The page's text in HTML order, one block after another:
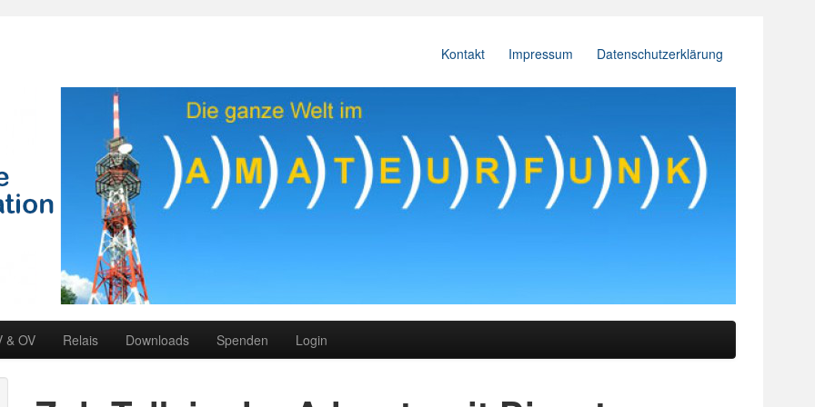
Kontakt Impressum Datenschutzerklärung
& OV Relais Downloads Spenden Login